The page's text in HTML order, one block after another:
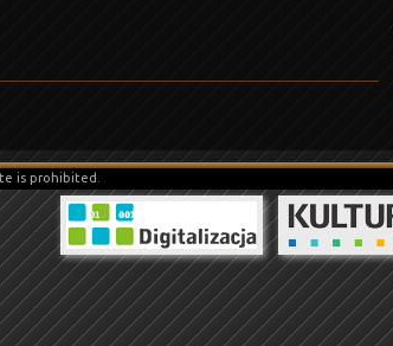
is prohibited.